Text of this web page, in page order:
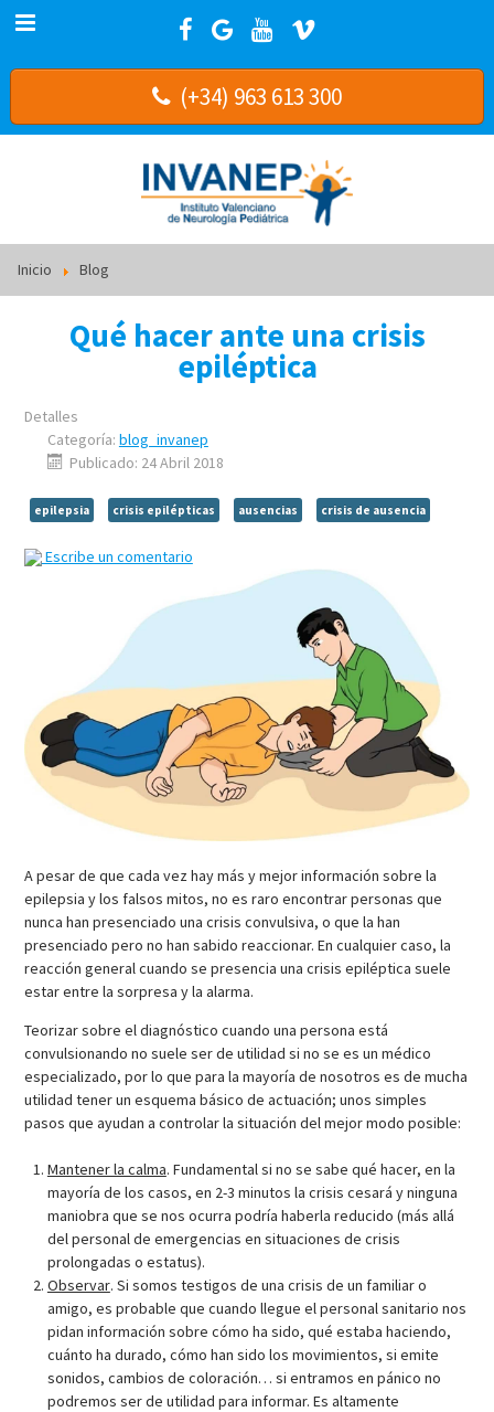
(+34) 963 613 300
Inicio Blog
Qué hacer ante una crisis
epiléptica
Detalles
Categoría: blog_invanep
Publicado: 24 Abril 2018
epilepsia crisis epilépticas ausencias crisis de ausencia
Escribe un comentario
A pesar de que cada vez hay más y mejor información sobre la
epilepsia y los falsos mitos, no es raro encontrar personas que
nunca han presenciado una crisis convulsiva, o que la han
presenciado pero no han sabido reaccionar. En cualquier caso, la
reacción general cuando se presencia una crisis epiléptica suele
estar entre la sorpresa y la alarma.
Teorizar sobre el diagnóstico cuando una persona está
convulsionando no suele ser de utilidad si no se es un médico
especializado, por lo que para la mayoría de nosotros es de mucha
utilidad tener un esquema básico de actuación; unos simples
pasos que ayudan a controlar la situación del mejor modo posible:
Mantener la calma. Fundamental si no se sabe qué hacer, en la
mayoría de los casos, en 2-3 minutos la crisis cesará y ninguna
maniobra que se nos ocurra podría haberla reducido (más allá
del personal de emergencias en situaciones de crisis
prolongadas o estatus).
Observar. Si somos testigos de una crisis de un familiar o
amigo, es probable que cuando llegue el personal sanitario nos
pidan información sobre cómo ha sido, qué estaba haciendo,
cuánto ha durado, cómo han sido los movimientos, si emite
sonidos, cambios de coloración… si entramos en pánico no
podremos ser de utilidad para informar. Es altamente